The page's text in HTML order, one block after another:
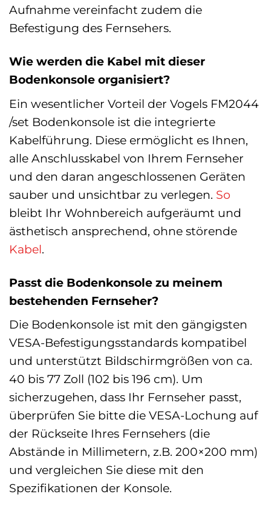
Aufnahme vereinfacht zudem die
Befestigung des Fernsehers.
Wie werden die Kabel mit dieser
Bodenkonsole organisiert?
Ein wesentlicher Vorteil der Vogels FM2044
/set Bodenkonsole ist die integrierte
Kabelführung. Diese ermöglicht es Ihnen,
alle Anschlusskabel von Ihrem Fernseher
und den daran angeschlossenen Geräten
sauber und unsichtbar zu verlegen. So
bleibt Ihr Wohnbereich aufgeräumt und
ästhetisch ansprechend, ohne störende
Kabel.
Passt die Bodenkonsole zu meinem
bestehenden Fernseher?
Die Bodenkonsole ist mit den gängigsten
VESA-Befestigungsstandards kompatibel
und unterstützt Bildschirmgrößen von ca.
40 bis 77 Zoll (102 bis 196 cm). Um
sicherzugehen, dass Ihr Fernseher passt,
überprüfen Sie bitte die VESA-Lochung auf
der Rückseite Ihres Fernsehers (die
Abstände in Millimetern, z.B. 200×200 mm)
und vergleichen Sie diese mit den
Spezifikationen der Konsole.